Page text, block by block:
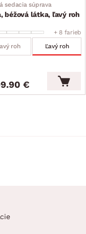
– celkom
hornej časti
sklonu si tak
Vašej individuálnej
využiť robotický
kovová
sedacia súprava
béžová látka, ľavý roh
+ 8 farieb
roh
Ľavý roh
€